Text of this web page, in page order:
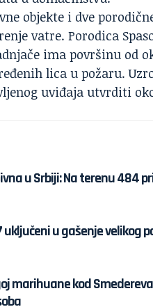
objekte i dve
vatre. Porodica
ima površinu od
lica u požaru.
uviđaja utvrditi
u Srbiji: Na terenu 484
uključeni u gašenje velikog
marihuane kod